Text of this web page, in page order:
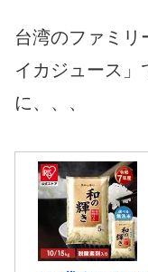
台湾のファミリ
イカジュース」
に、、、